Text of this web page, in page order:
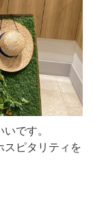
です。
スピタリティを